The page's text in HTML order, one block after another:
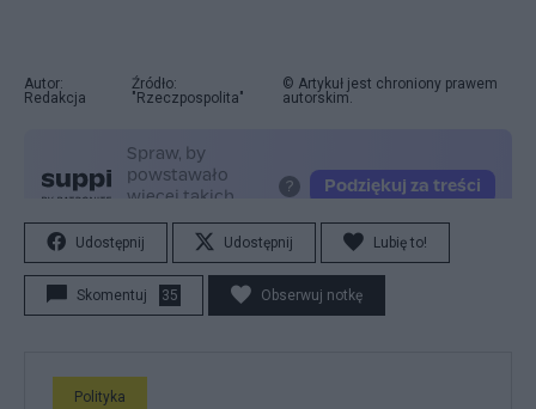
Autor:
Redakcja
Źródło:
"Rzeczpospolita"
© Artykuł jest chroniony prawem
autorskim.
Udostępnij Udostępnij Lubię to!
Skomentuj 35 Obserwuj notkę
Polityka